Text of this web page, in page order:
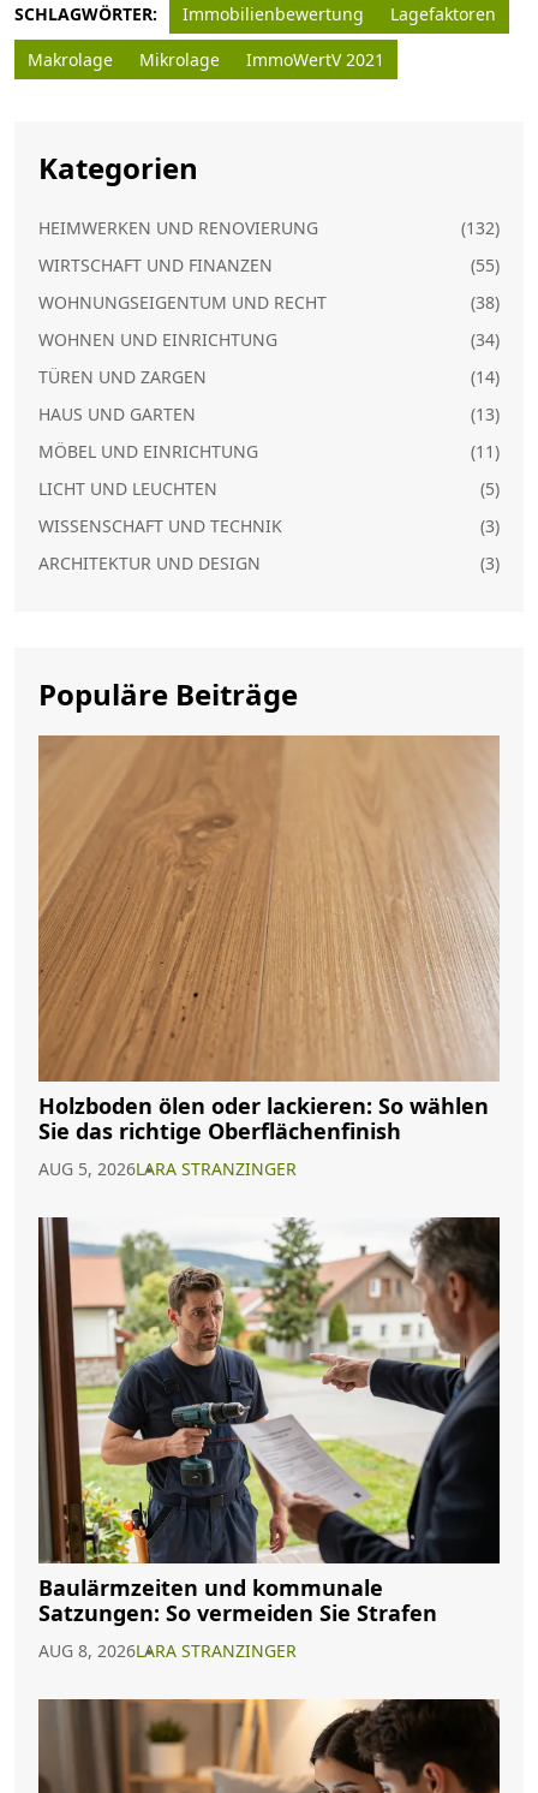
SCHLAGWÖRTER: Immobilienbewertung
Lagefaktoren
Makrolage
Mikrolage ImmoWertV 2021
Kategorien
HEIMWERKEN UND RENOVIERUNG
(132)
WIRTSCHAFT UND FINANZEN
(55)
WOHNUNGSEIGENTUM UND RECHT
(38)
WOHNEN UND EINRICHTUNG
(34)
TÜREN UND ZARGEN
(14)
HAUS UND GARTEN
(13)
MÖBEL UND EINRICHTUNG
(11)
LICHT UND LEUCHTEN
(5)
WISSENSCHAFT UND TECHNIK
(3)
ARCHITEKTUR UND DESIGN
(3)
Populäre Beiträge
Holzboden ölen oder lackieren: So wählen
Sie das richtige Oberflächenfinish
AUG 5, 2026LARA STRANZINGER
Baulärmzeiten und kommunale
Satzungen: So vermeiden Sie Strafen
AUG 8, 2026LARA STRANZINGER